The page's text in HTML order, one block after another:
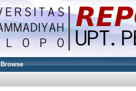
Browse